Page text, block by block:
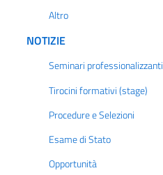
Altro
NOTIZIE
Seminari professionalizzanti
Tirocini formativi (stage)
Procedure e Selezioni
Esame di Stato
Opportunità